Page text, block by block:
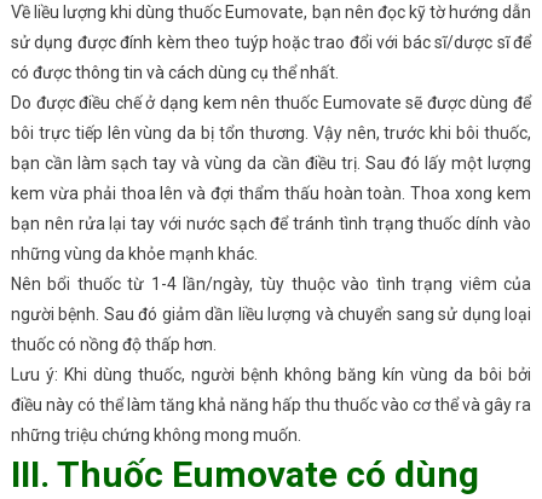
Về liều lượng khi dùng thuốc Eumovate, bạn nên đọc kỹ tờ hướng dẫn
sử dụng được đính kèm theo tuýp hoặc trao đổi với bác sĩ/dược sĩ để
có được thông tin và cách dùng cụ thể nhất.
Do được điều chế ở dạng kem nên thuốc Eumovate sẽ được dùng để
bôi trực tiếp lên vùng da bị tổn thương. Vậy nên, trước khi bôi thuốc,
bạn cần làm sạch tay và vùng da cần điều trị. Sau đó lấy một lượng
kem vừa phải thoa lên và đợi thẩm thấu hoàn toàn. Thoa xong kem
bạn nên rửa lại tay với nước sạch để tránh tình trạng thuốc dính vào
những vùng da khỏe mạnh khác.
Nên bổi thuốc từ 1-4 lần/ngày, tùy thuộc vào tình trạng viêm của
người bệnh. Sau đó giảm dần liều lượng và chuyển sang sử dụng loại
thuốc có nồng độ thấp hơn.
Lưu ý: Khi dùng thuốc, người bệnh không băng kín vùng da bôi bởi
điều này có thể làm tăng khả năng hấp thu thuốc vào cơ thể và gây ra
những triệu chứng không mong muốn.
III. Thuốc Eumovate có dùng